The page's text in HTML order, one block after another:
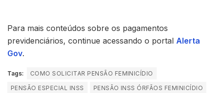
Para mais conteúdos sobre os pagamentos
previdenciários, continue acessando o portal Alerta
Gov.
Tags:
COMO SOLICITAR PENSÃO FEMINICÍDIO
PENSÃO ESPECIAL INSS
PENSÃO INSS ÓRFÃOS FEMINICÍDIO